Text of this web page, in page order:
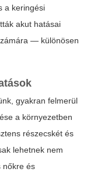
a keringési
akut hatásai
— különösen
gyakran felmerül
a környezetben
részecskét és
lehetnek nem
nőkre és